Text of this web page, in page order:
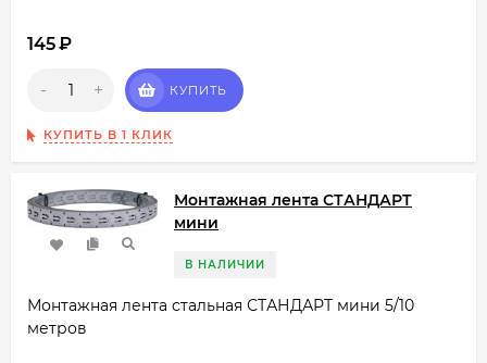
145₽
- + КУПИТЬ
КУПИТЬ В 1 КЛИК
Монтажная лента СТАНДАРТ
мини
В НАЛИЧИИ
Монтажная лента стальная СТАНДАРТ мини 5/10
метров